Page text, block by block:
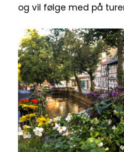
og vil følge med på